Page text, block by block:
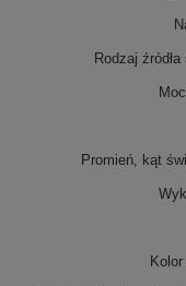
Rodzaj źródła
Promień, kąt